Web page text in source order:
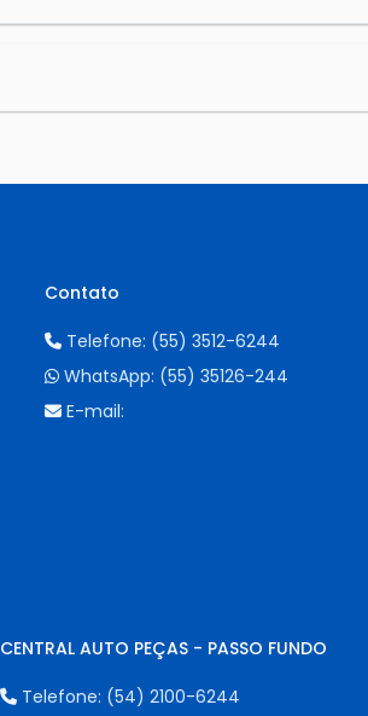
Contato
Telefone: (55) 3512-6244
WhatsApp: (55) 35126-244
E-mail:
CENTRAL AUTO PEÇAS - PASSO FUNDO
Telefone: (54) 2100-6244